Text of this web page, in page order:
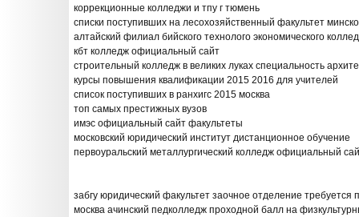
коррекционные колледжи и тпу г тюмень
списки поступивших на лесохозяйственный факультет
алтайский филиал бийского технолого экономического
кбт колледж официальный сайт
строительный колледж в великих луках специальность
курсы повышения квалификации 2015 2016 для учителей
список поступивших в ранхигс 2015 москва
топ самых престижных вузов
имэс официальный сайт факультеты
московский юридический институт дистанционное обучение
первоуральский металлургический колледж официальный
забгу юридический факультет заочное отделение требуется
москва ачинский педколледж проходной балл на